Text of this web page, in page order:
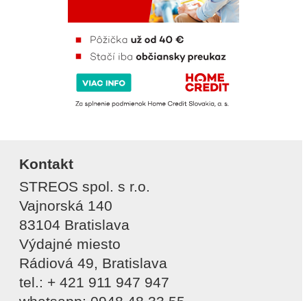
Kontakt
STREOS spol. s r.o.
Vajnorská 140
83104 Bratislava
Výdajné miesto
Rádiová 49, Bratislava
tel.: + 421 911 947 947